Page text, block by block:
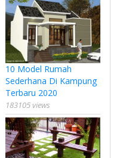
10 Model Rumah
Sederhana Di Kampung
Terbaru 2020
183105 views